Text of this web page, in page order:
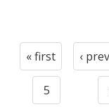
Pagination
First
page
« first ‹
Page
5